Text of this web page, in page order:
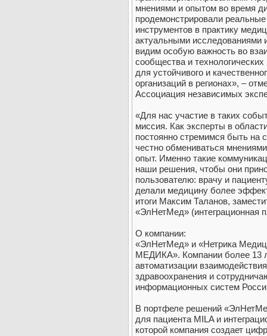
мнениями и опытом во время
продемонстрировали
инструментов в практику
актуальными исследованиями
видим особую важность во
сообщества и
для устойчивого и
организаций в регионах», –
Ассоциация независимых
«Для нас участие в таких
миссия. Как эксперты в
постоянно стремимся быть на
честно обмениваться
опыт. Именно такие
наши решения, чтобы они
пользователю: врачу и
делали медицину более
итоги Максим Таланов,
«ЭлНетМед» (интеграционная
О компании:
«ЭлНетМед» и «Нетрика
МЕДИКА». Компании более 13
автоматизации
здравоохранения и
информационных систем
В портфеле решений
для пациента MILA и
которой компания создает